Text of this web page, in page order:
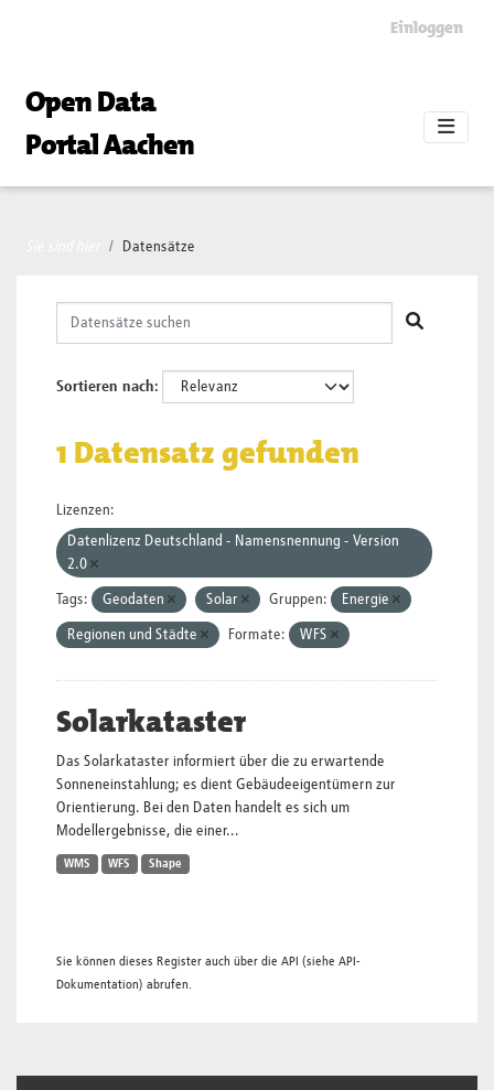
Einloggen
Open Data
Portal Aachen
Datensätze
Sortieren nach
1 Datensatz gefunden
Lizenzen:
Datenlizenz Deutschland - Namensnennung - Version
2.0
Tags: Geodaten Solar Gruppen: Energie
Regionen und Städte Formate: WFS
Solarkataster
Das Solarkataster informiert über die zu erwartende
Sonneneinstahlung; es dient Gebäudeeigentümern zur
Orientierung. Bei den Daten handelt es sich um
Modellergebnisse, die einer...
WMS WFS Shape
Sie können dieses Register auch über die API (siehe API-
Dokumentation) abrufen.